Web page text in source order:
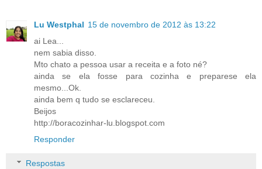
Lu Westphal 15 de novembro de 2012 às 13:22
ai Lea...
nem sabia disso.
Mto chato a pessoa usar a receita e a foto né?
ainda se ela fosse para cozinha e preparese ela
mesmo...Ok.
ainda bem q tudo se esclareceu.
Beijos
http://boracozinhar-lu.blogspot.com
Responder
Respostas